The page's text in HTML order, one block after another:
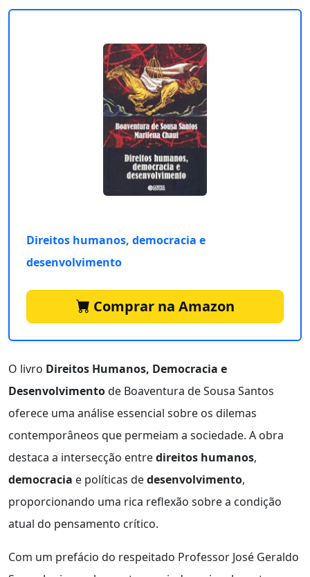
Direitos humanos, democracia e
desenvolvimento
Comprar na Amazon
O livro Direitos Humanos, Democracia e
Desenvolvimentode Boaventura de Sousa Santos
oferece uma análise essencial sobre os dilemas
contemporâneos que permeiam a sociedade. A obra
destaca a intersecção entredireitos humanos,
democracia e políticas dedesenvolvimento,
proporcionando uma rica reflexão sobre a condição
atual do pensamento crítico.
Com um prefácio do respeitado Professor José Geraldo